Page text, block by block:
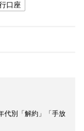
口座
代別「解約」「手放